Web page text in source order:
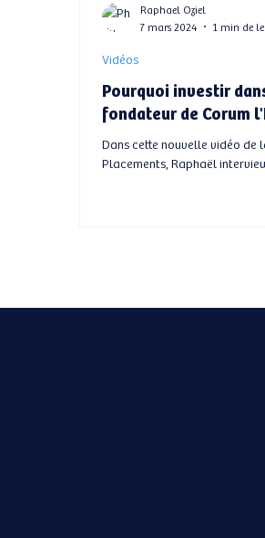
Pourquoi investir
fondateur de Corum
Dans cette nouvelle vidéo de la Confiserie
Placements, Raphaël
Vidéos
Raphael Oziel
7 mars 2024
1 min de